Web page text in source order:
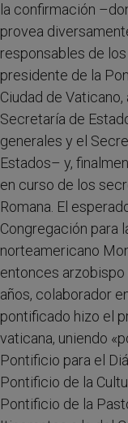
la confirmación
provea
responsables de
presidente de la
Ciudad de
Secretaría de
generales y el
Estados– y,
en curso de los
Romana. El
Congregación para
norteamericano
entonces arzobispo
años, colaborador
pontificado hizo el
vaticana, uniendo
Pontificio para el
Pontificio de la
Pontificio de la